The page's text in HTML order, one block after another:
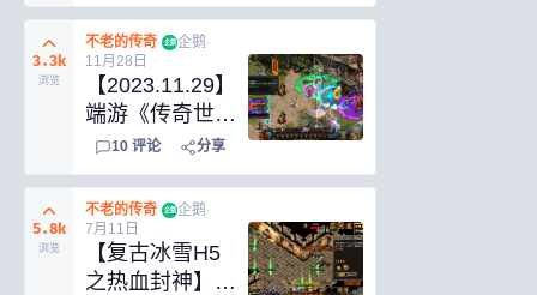
3.3k
浏览
不老的传奇· 企鹅 企鹅·
11月28日
【2023.11.29】
端游《传奇世
界-暗影传世》
五职业4大陆
+联机登录器
+支持单机外网
局域网
10 评论 分享
5.8k
浏览
不老的传奇· 企鹅 企鹅·
7月11日
【复古冰雪H5
之热血封神】双